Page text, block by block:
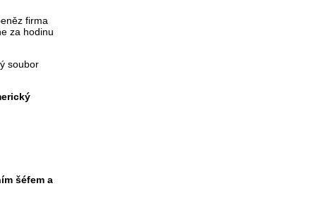
firma
za hodinu
soubor
šéfem a